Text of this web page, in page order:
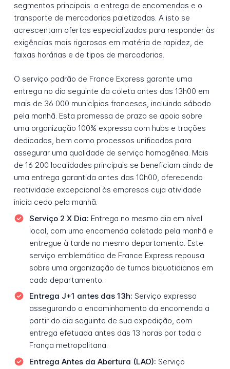
segmentos principais: a entrega de encomendas e o
transporte de mercadorias paletizadas. A isto se
acrescentam ofertas especializadas para responder às
exigências mais rigorosas em matéria de rapidez, de
faixas horárias e de tipos de mercadorias.
O serviço padrão de France Express garante uma
entrega no dia seguinte da coleta antes das 13h00 em
mais de 36 000 municípios franceses, incluindo sábado
pela manhã. Esta promessa de prazo se apoia sobre
uma organização 100% expressa com hubs e trações
dedicados, bem como processos unificados para
assegurar uma qualidade de serviço homogênea. Mais
de 16 200 localidades principais se beneficiam ainda de
uma entrega garantida antes das 10h00, oferecendo
reatividade excepcional às empresas cuja atividade
inicia cedo pela manhã.
Serviço 2 X Dia: Entrega no mesmo dia em nível
local, com uma encomenda coletada pela manhã e
entregue à tarde no mesmo departamento. Este
serviço emblemático de France Express repousa
sobre uma organização de turnos biquotidianos em
cada departamento.
Entrega J+1 antes das 13h: Serviço expresso
assegurando o encaminhamento da encomenda a
partir do dia seguinte de sua expedição, com
entrega efetuada antes das 13 horas por toda a
França metropolitana.
Entrega Antes da Abertura (LAO): Serviço